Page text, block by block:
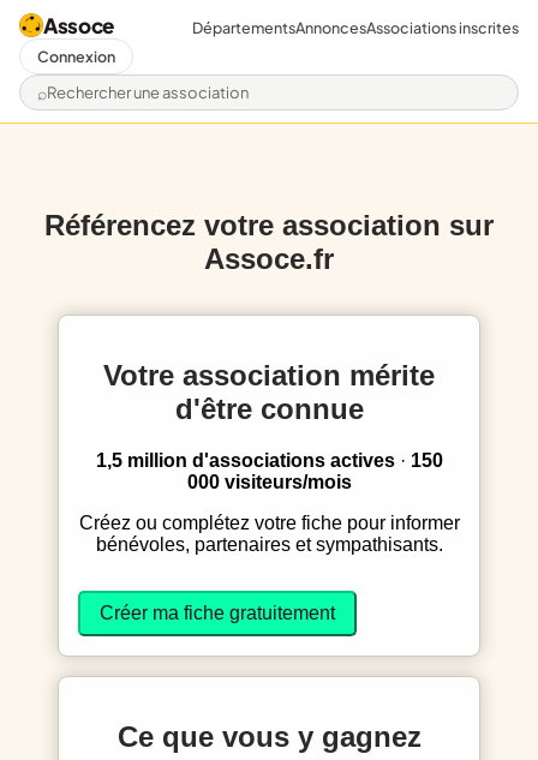
Assoce
Rechercher une association
DépartementsAnnoncesAssociations inscrites
Connexion
Référencez votre association sur
Assoce.fr
Votre association mérite
d'être connue
1,5 million d'associations actives· 150
000 visiteurs/mois
Créez ou complétez votre fiche pour informer
bénévoles, partenaires et sympathisants.
Créer ma fiche gratuitement
Ce que vous y gagnez